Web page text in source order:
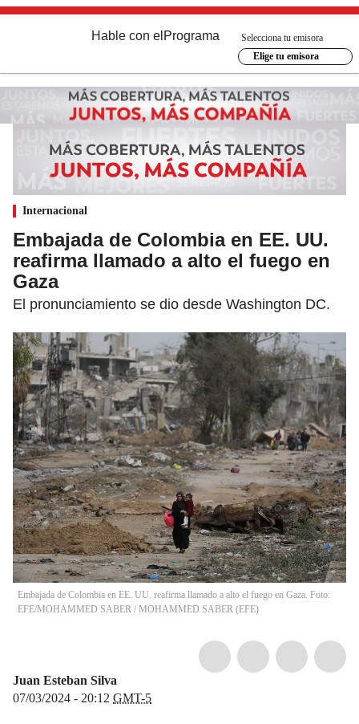
Hable con el Programa
Selecciona tu emisora
Elige tu emisora
Internacional
Embajada de Colombia en EE. UU.
reafirma llamado a alto el fuego en
Gaza
El pronunciamiento se dio desde Washington DC.
Embajada de Colombia en EE. UU. reafirma llamado a alto el fuego en Gaza. Foto:
EFE/MOHAMMED SABER / MOHAMMED SABER (EFE)
Juan Esteban Silva
07/03/2024 - 20:12 GMT-5